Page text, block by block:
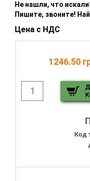
Не нашли, что
Пишите, звоните!
Цена с НДС
1246.50
Код